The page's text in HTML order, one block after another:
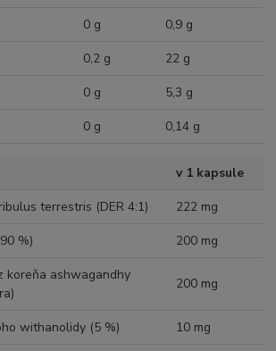
0 g
0,9 g
0,2 g
22 g
0 g
5,3 g
0 g 0,14 g
v 1 kapsule
terrestris (DER 4:1)
222 mg
%)
200 mg
koreňa ashwagandhy
200 mg
withanolidy (5 %)
10 mg